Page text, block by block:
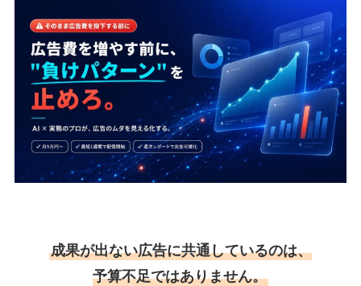
成果が出ない広告に共通しているのは、
予算不足ではありません。